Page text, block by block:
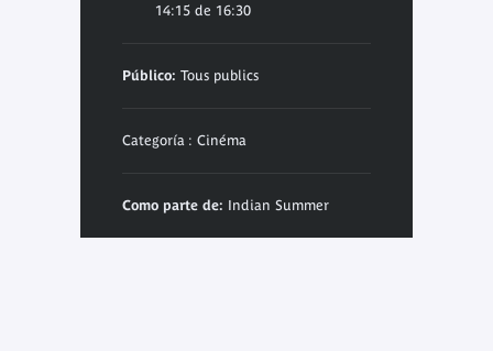
14:15 de 16:30
Público: Tous publics
Categoría : Cinéma
Como parte de: Indian Summer